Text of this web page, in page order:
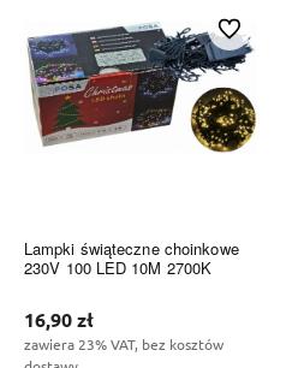
Lampki świąteczne choinkowe
230V 100 LED 10M 2700K
16,90 zł
zawiera 23% VAT, bez kosztów
Do ulubionych